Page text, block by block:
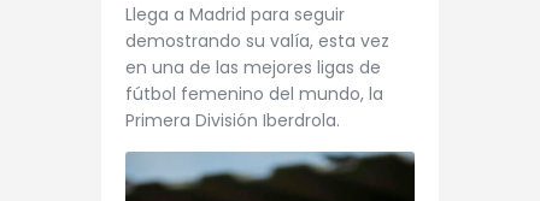
Llega a Madrid para seguir
demostrando su valía, esta vez
en una de las mejores ligas de
fútbol femenino del mundo, la
Primera División Iberdrola.